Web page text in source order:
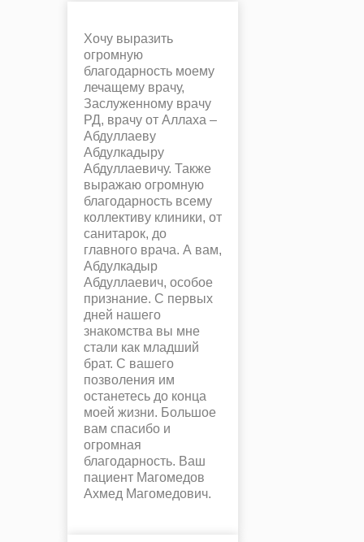
Хочу выразить
огромную
благодарность моему
лечащему врачу,
Заслуженному врачу
РД, врачу от Аллаха –
Абдуллаеву
Абдулкадыру
Абдуллаевичу. Также
выражаю огромную
благодарность всему
коллективу клиники, от
санитарок, до
главного врача. А вам,
Абдулкадыр
Абдуллаевич, особое
признание. С первых
дней нашего
знакомства вы мне
стали как младший
брат. С вашего
позволения им
останетесь до конца
моей жизни. Большое
вам спасибо и
огромная
благодарность. Ваш
пациент Магомедов
Ахмед Магомедович.